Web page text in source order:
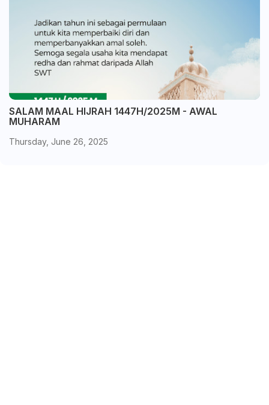
SALAM MAAL HIJRAH 1447H/2025M - AWAL
MUHARAM
Thursday, June 26, 2025